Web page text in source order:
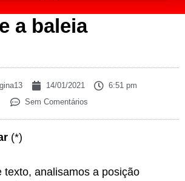
a baleia
14/01/2021
6:51 pm
Sem Comentários
(*)
texto, analisamos a posição